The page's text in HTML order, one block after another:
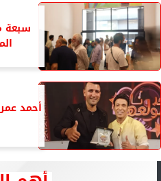
سبعة
أحمد